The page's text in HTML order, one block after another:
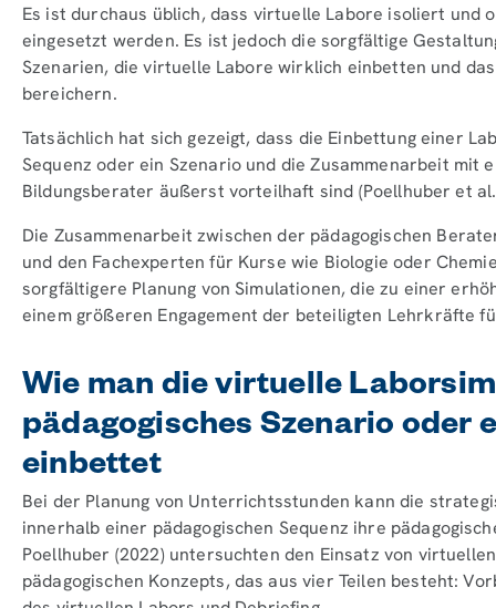
Es ist durchaus üblich, dass virtuelle Labore isoliert und
eingesetzt werden. Es ist jedoch die sorgfältige
Szenarien, die virtuelle Labore wirklich einbetten und
bereichern.
Tatsächlich hat sich gezeigt, dass die Einbettung einer
Sequenz oder ein Szenario und die Zusammenarbeit mit
Bildungsberater äußerst vorteilhaft sind (Poellhuber et
Die Zusammenarbeit zwischen der pädagogischen
und den Fachexperten für Kurse wie Biologie oder
sorgfältigere Planung von Simulationen, die zu einer
einem größeren Engagement der beteiligten Lehrkräfte
Wie man die virtuelle
pädagogisches Szenario oder
einbettet
Bei der Planung von Unterrichtsstunden kann die
innerhalb einer pädagogischen Sequenz ihre
Poellhuber (2022) untersuchten den Einsatz von
pädagogischen Konzepts, das aus vier Teilen besteht: